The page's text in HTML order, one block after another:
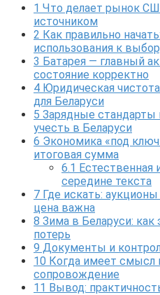
1 Что делает рынок
источником
2 Как правильно
использования к
3 Батарея — главный
состояние корректно
4 Юридическая
для Беларуси
5 Зарядные стандарты
учесть в Беларуси
6 Экономика «под
итоговая сумма
6.1 Естественная
середине текста
7 Где искать:
цена важна
8 Зима в Беларуси: как
потерь
9 Документы и
10 Когда имеет смысл
сопровождение
11 Вывод: